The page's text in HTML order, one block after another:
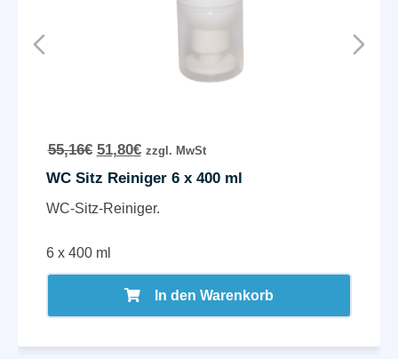
55,16€ 51,80€ zzgl. MwSt
WC Sitz Reiniger 6 x 400 ml
WC-Sitz-Reiniger.
6 x 400 ml
In den Warenkorb